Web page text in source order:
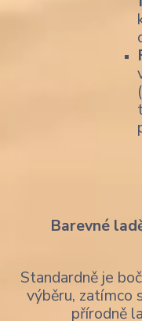
Barevné
Standardně je
výběru, zatímco
přírodně